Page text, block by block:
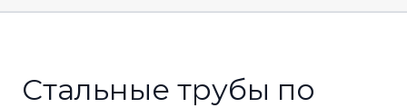
Стальные трубы по